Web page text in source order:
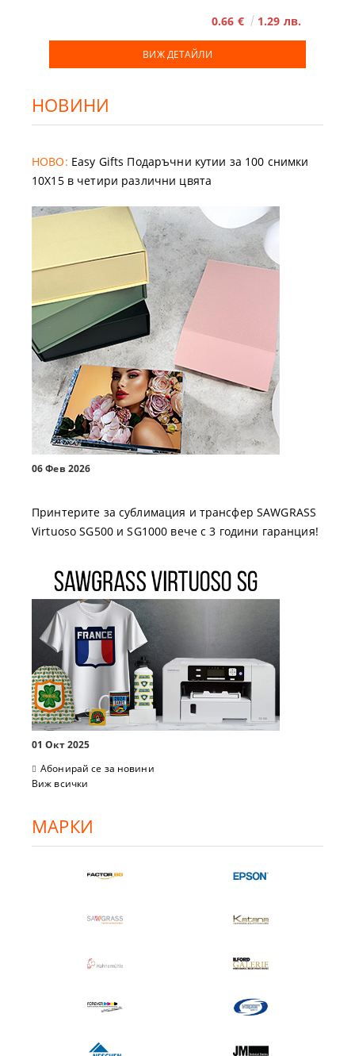
0.66 € 1.29 лв.
ВИЖ ДЕТАЙЛИ
НОВИНИ
НОВО: Easy Gifts Подаръчни кутии за 100 снимки
10X15 в четири различни цвята
06 Фев 2026
Принтерите за сублимация и трансфер SAWGRASS
Virtuoso SG500 и SG1000 вече с 3 години гаранция!
01 Окт 2025
Абонирай се за новини
Виж всички
МАРКИ